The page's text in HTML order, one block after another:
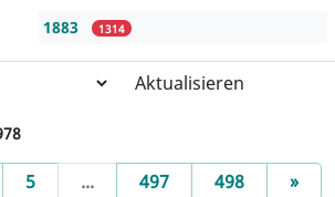
1883 1314
Aktualisieren
5 ... 497 498 »Next